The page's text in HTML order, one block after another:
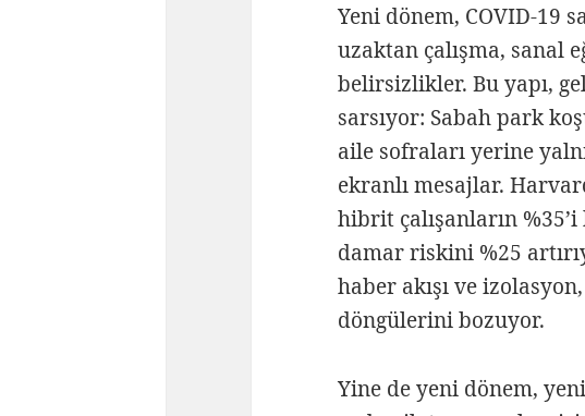
Yeni dönem, COVID-19
uzaktan çalışma, sanal
belirsizlikler. Bu yapı,
sarsıyor: Sabah park
aile sofraları yerine
ekranlı mesajlar.
hibrit çalışanların
damar riskini %25
haber akışı ve
döngülerini bozuyor.
Yine de yeni dönem,